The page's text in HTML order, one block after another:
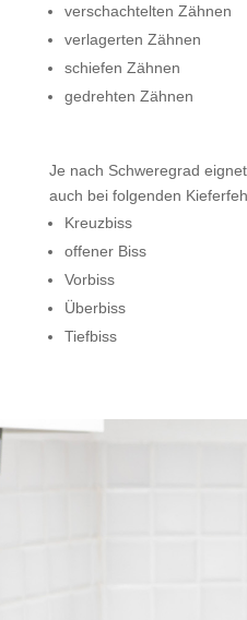
verschachtelten Zähnen
verlagerten Zähnen
schiefen Zähnen
gedrehten Zähnen
Je nach Schweregrad
auch bei folgenden
Kreuzbiss
offener Biss
Vorbiss
Überbiss
Tiefbiss